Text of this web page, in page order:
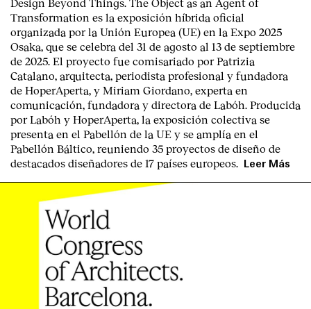
Transformation es la exposición híbrida oficial
organizada por la Unión Europea (UE) en la Expo 2025
Osaka, que se celebra del 31 de agosto al 13 de septiembre
de 2025. El proyecto fue comisariado porPatrizia
Catalano, arquitecta, periodista profesional y fundadora
de HoperAperta, y Miriam Giordano, experta en
comunicación, fundadora y directora de Labóh. Producida
porLabóh y HoperAperta, la exposición colectiva se
presenta en el Pabellón de la UE y se amplía en el
Pabellón Báltico, reuniendo 35 proyectos de diseño de
destacados diseñadores de 17 países europeos. Leer Más